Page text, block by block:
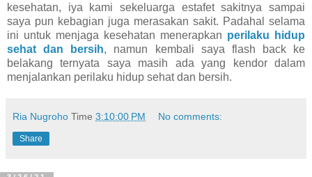
kesehatan, iya kami sekeluarga estafet sakitnya sampai
saya pun kebagian juga merasakan sakit. Padahal selama
ini untuk menjaga kesehatan menerapkan perilaku hidup
sehat dan bersih, namun kembali saya flash back ke
belakang ternyata saya masih ada yang kendor dalam
menjalankan perilaku hidup sehat dan bersih.
Ria Nugroho Time 3:10:00 PM No comments:
Share